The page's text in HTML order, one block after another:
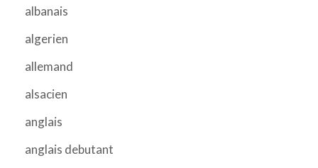
albanais
algerien
allemand
alsacien
anglais
anglais debutant